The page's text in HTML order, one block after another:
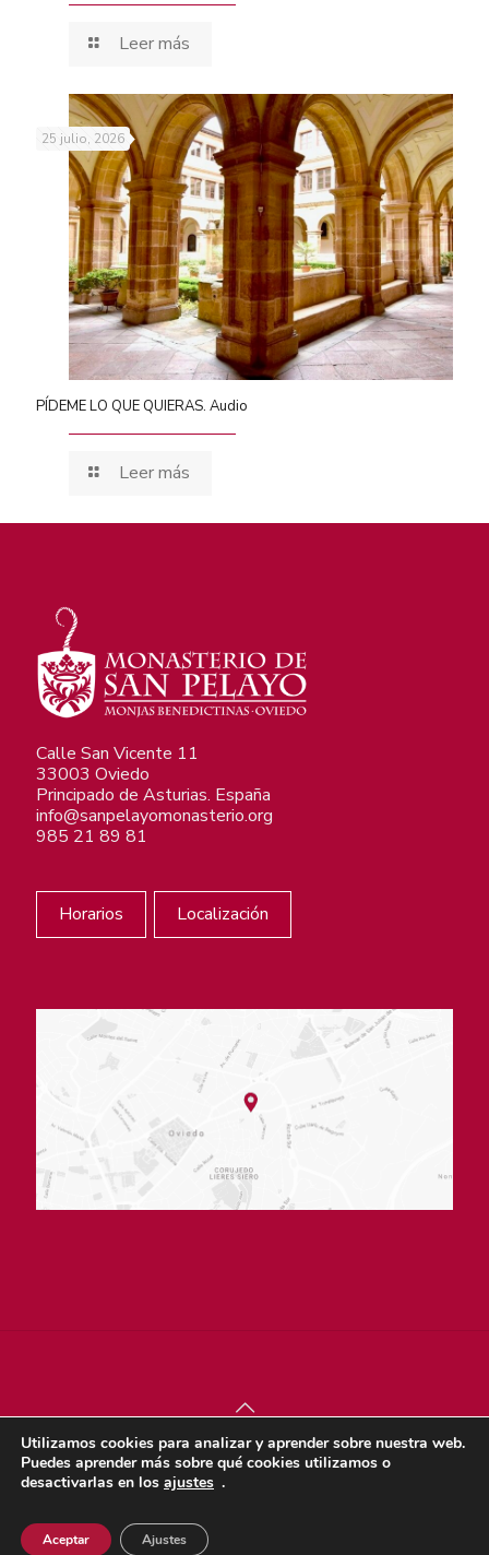
Leer más
25 julio, 2026
PÍDEME LO QUE QUIERAS. Audio
Leer más
Calle San Vicente 11
33003 Oviedo
Principado de Asturias. España
info@sanpelayomonasterio.org
985 21 89 81
Horarios Localización
© sjdigital 2022 |Política de privacidad|Aviso legal
Política de cookies
Utilizamos cookies para analizar y aprender sobre nuestra web.
Puedes aprender más sobre qué cookies utilizamos o
desactivarlas en los ajustes .
Aceptar Ajustes